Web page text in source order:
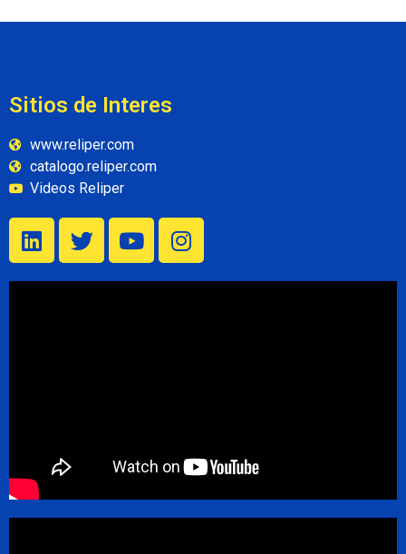
Sitios de Interes
www.reliper.com
catalogo.reliper.com
Videos Reliper